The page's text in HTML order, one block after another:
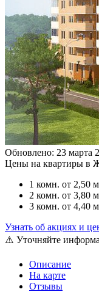
Обновлено: 23 марта
Цены на квартиры в
1 комн. от 2,50
2 комн. от 3,80
3 комн. от 4,40
Узнать об акциях и
⚠️ Уточняйте
Описание
На карте
Отзывы